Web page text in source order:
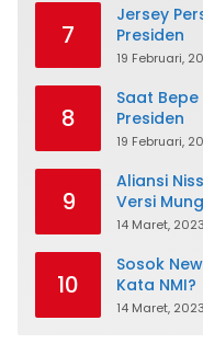
7
Jersey
Presiden
19 Februari,
8
Saat
Presiden
19 Februari,
9
Aliansi
Versi
14 Maret, 2023
10
Sosok
Kata NMI?
14 Maret, 2023